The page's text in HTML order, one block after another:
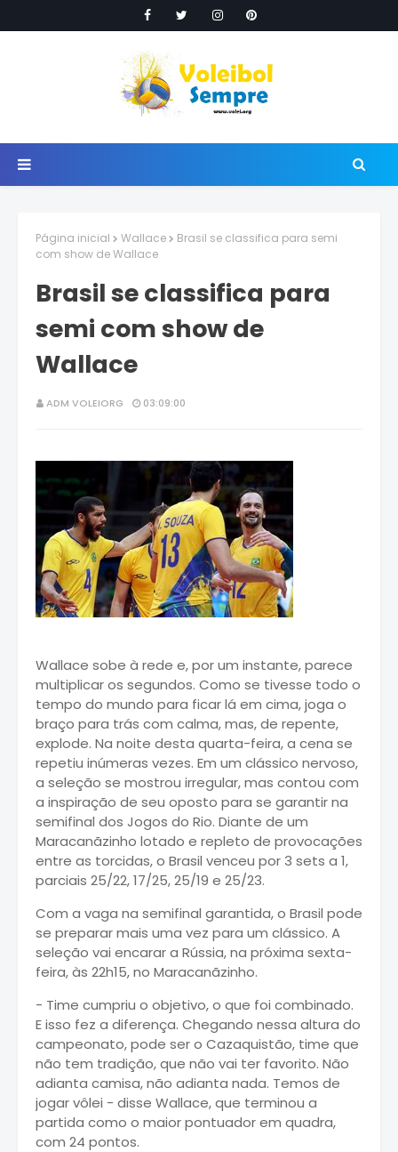
Página inicial Wallace
Brasil se classifica para semi
com show de Wallace
Brasil se classifica para
semi com show de
Wallace
ADM VOLEIORG 03:09:00
Wallace sobe à rede e, por um instante, parece
multiplicar os segundos. Como se tivesse todo o
tempo do mundo para ficar lá em cima, joga o
braço para trás com calma, mas, de repente,
explode. Na noite desta quarta-feira, a cena se
repetiu inúmeras vezes. Em um clássico nervoso,
a seleção se mostrou irregular, mas contou com
a inspiração de seu oposto para se garantir na
semifinal dos Jogos do Rio. Diante de um
Maracanãzinho lotado e repleto de provocações
entre as torcidas, o Brasil venceu por 3 sets a 1,
parciais 25/22, 17/25, 25/19 e 25/23.
Com a vaga na semifinal garantida, o Brasil pode
se preparar mais uma vez para um clássico. A
seleção vai encarar a Rússia, na próxima sexta-
feira, às 22h15, no Maracanãzinho.
- Time cumpriu o objetivo, o que foi combinado.
E isso fez a diferença. Chegando nessa altura do
campeonato, pode ser o Cazaquistão, time que
não tem tradição, que não vai ter favorito. Não
adianta camisa, não adianta nada. Temos de
jogar vôlei - disse Wallace, que terminou a
partida como o maior pontuador em quadra,
com 24 pontos.